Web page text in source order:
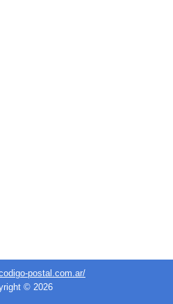
postal.com.ar/
© 2026